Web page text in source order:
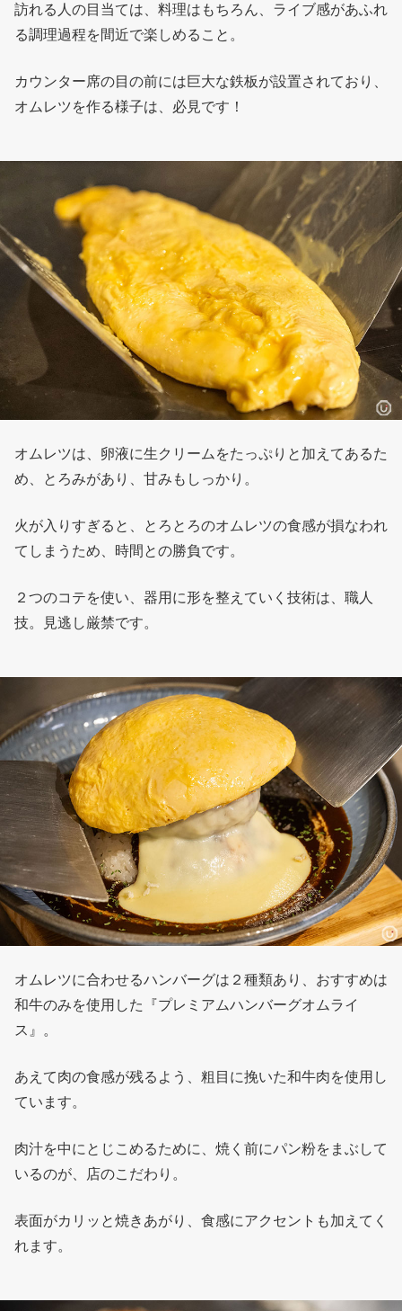
訪れる人の目当ては、料理はもちろん、ライブ感があふれ
る調理過程を間近で楽しめること。
カウンター席の目の前には巨大な鉄板が設置されており、
オムレツを作る様子は、必見です！
オムレツは、卵液に生クリームをたっぷりと加えてあるた
め、とろみがあり、甘みもしっかり。
火が入りすぎると、とろとろのオムレツの食感が損なわれ
てしまうため、時間との勝負です。
２つのコテを使い、器用に形を整えていく技術は、職人
技。見逃し厳禁です。
オムレツに合わせるハンバーグは２種類あり、おすすめは
和牛のみを使用した『プレミアムハンバーグオムライ
ス』。
あえて肉の食感が残るよう、粗目に挽いた和牛肉を使用し
ています。
肉汁を中にとじこめるために、焼く前にパン粉をまぶして
いるのが、店のこだわり。
表面がカリッと焼きあがり、食感にアクセントも加えてく
れます。